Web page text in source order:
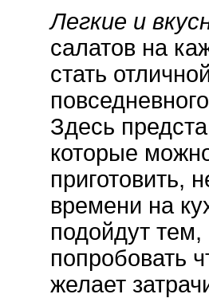
Легкие и
салатов на
стать
Здесь
которые
приготовить,
времени на
подойдут тем,
попробовать
желает